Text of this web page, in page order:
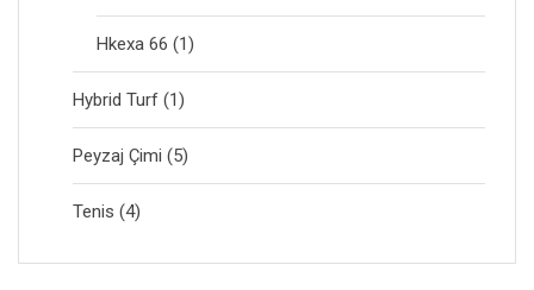
Hkexa 66 (1)
Hybrid Turf (1)
Peyzaj Çimi (5)
Tenis (4)